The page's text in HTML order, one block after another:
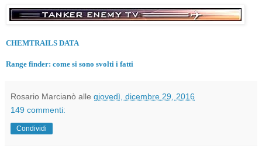
CHEMTRAILS DATA
Range finder: come si sono svolti i fatti
Rosario Marcianò alle giovedì, dicembre 29, 2016
149 commenti:
Condividi